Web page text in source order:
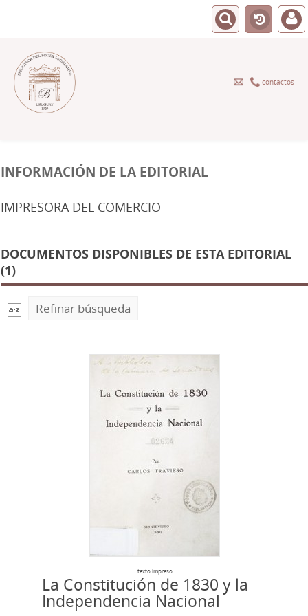
contactos
INFORMACIÓN DE LA EDITORIAL
IMPRESORA DEL COMERCIO
DOCUMENTOS DISPONIBLES DE ESTA EDITORIAL
(1)
Refinar búsqueda
texto impreso
La Constitución de 1830 y la
Independencia Nacional